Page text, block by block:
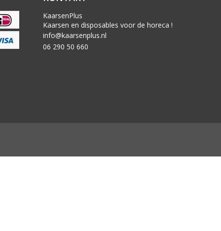
KaarsenPlus
Kaarsen en disposables voor de horeca !
info@kaarsenplus.nl
06 290 50 660